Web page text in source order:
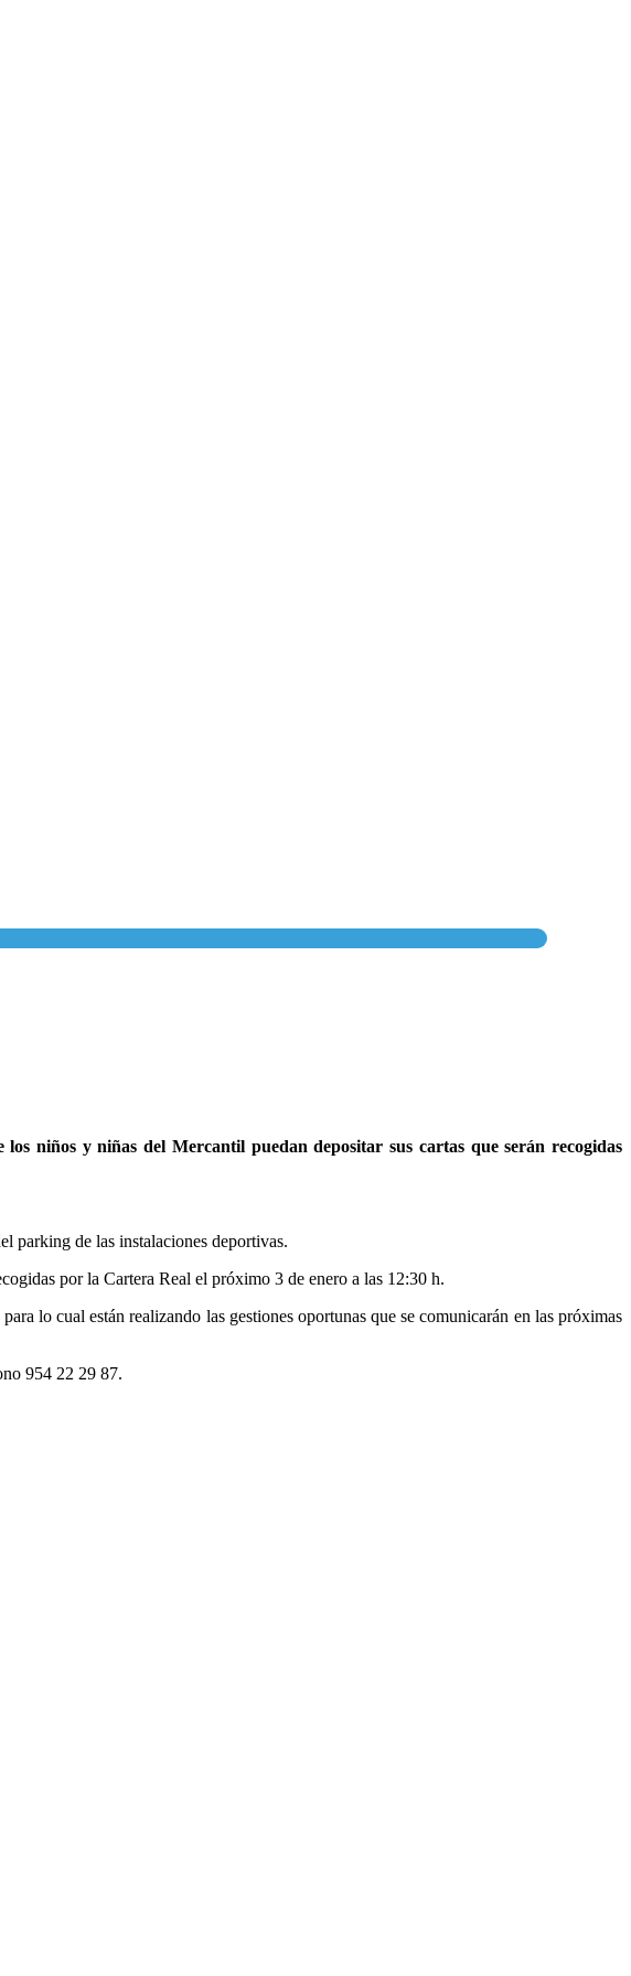
niños y niñas del Mercantil puedan depositar sus cartas que serán recogidas
parking de las instalaciones deportivas.
por la Cartera Real el próximo 3 de enero a las 12:30 h.
lo cual están realizando las gestiones oportunas que se comunicarán en las próximas
954 22 29 87.